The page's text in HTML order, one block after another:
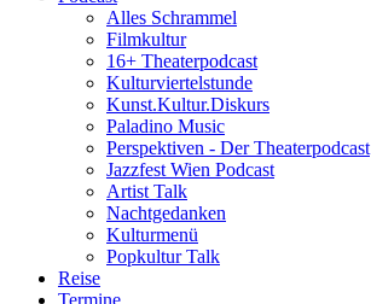
Alles Schrammel
Filmkultur
16+ Theaterpodcast
Kulturviertelstunde
Kunst.Kultur.Diskurs
Paladino Music
Perspektiven - Der Theaterpodcast
Jazzfest Wien Podcast
Artist Talk
Nachtgedanken
Kulturmenü
Popkultur Talk
Reise
Termine